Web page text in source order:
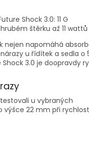
Shock 3.0: 11 G
štěrku až 11 wattů
nejen napomáhá
u řídítek a sedla o
3.0 je doopravdy
u vybraných
výšce 22 mm při